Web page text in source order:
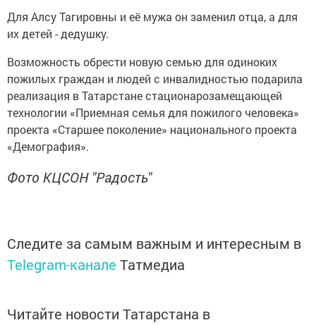
Для Алсу Тагировны и её мужа он заменил отца, а для
их детей - дедушку.
Возможность обрести новую семью для одиноких
пожилых граждан и людей с инвалидностью подарила
реализация в Татарстане стационарозамещающей
технологии «Приемная семья для пожилого человека»
проекта «Старшее поколение» национального проекта
«Демография».
Фото КЦСОН "Радость"
Следите за самым важным и интересным в
Telegram-канале Татмедиа
Читайте новости Татарстана в